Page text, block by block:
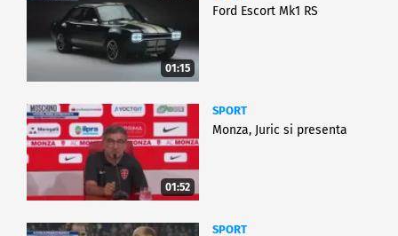
01:15
Ford Escort Mk1 RS
01:52
SPORT
Monza, Juric si presenta
SPORT